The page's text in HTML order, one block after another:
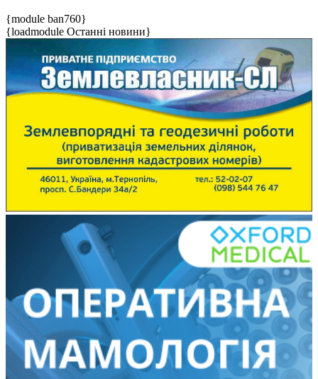
{module ban760}
{loadmodule Останні новини}